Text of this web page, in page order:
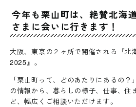
今年も栗山町は、絶賛北海
さまに会いに行きます！
大阪、東京の２ヶ所で開催される『北
2025』。
「栗山町って、どのあたりにあるの？
の情報から、暮らしの様子、仕事、住
ど、幅広くご相談いただけます。